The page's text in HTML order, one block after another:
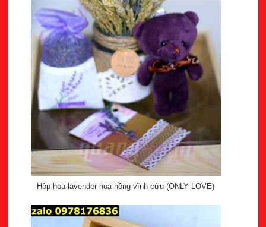
Hộp hoa lavender hoa hồng vĩnh cửu (ONLY LOVE)